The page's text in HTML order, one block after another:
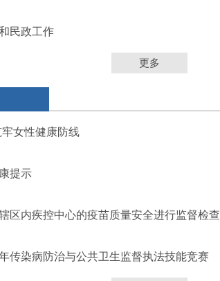
民政工作
更多
女性健康防线
提示
区内疾控中心的疫苗质量安全进行监督检查
传染病防治与公共卫生监督执法技能竞赛